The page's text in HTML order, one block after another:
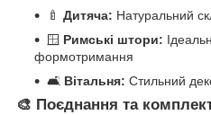
🍼 Дитяча: Натуральний
🪟 Римські штори:
формотримання
🛋️ Вітальня: Стильний
🎨 Поєднання та